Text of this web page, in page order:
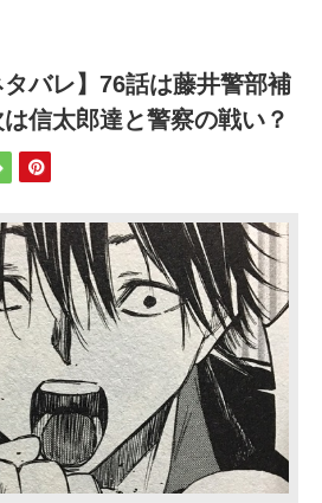
タバレ】76話は藤井警部補
信太郎達と警察の戦い？